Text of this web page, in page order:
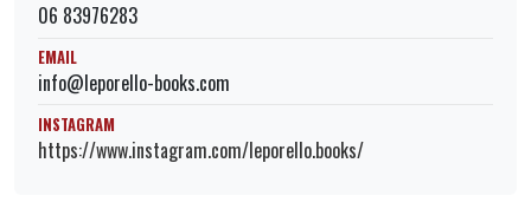
06 83976283
EMAIL
info@leporello-books.com
INSTAGRAM
https://www.instagram.com/leporello.books/